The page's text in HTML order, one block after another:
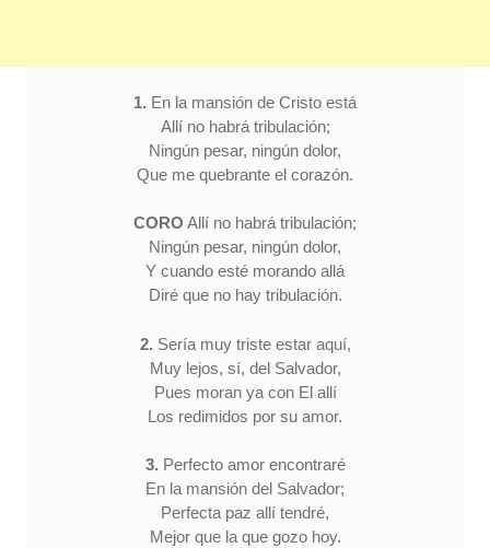
1. En la mansión de Cristo está
Allí no habrá tribulación;
Ningún pesar, ningún dolor,
Que me quebrante el corazón.
CORO Allí no habrá tribulación;
Ningún pesar, ningún dolor,
Y cuando esté morando allá
Diré que no hay tribulación.
2. Sería muy triste estar aquí,
Muy lejos, sí, del Salvador,
Pues moran ya con El allí
Los redimidos por su amor.
3. Perfecto amor encontraré
En la mansión del Salvador;
Perfecta paz allí tendré,
Mejor que la que gozo hoy.